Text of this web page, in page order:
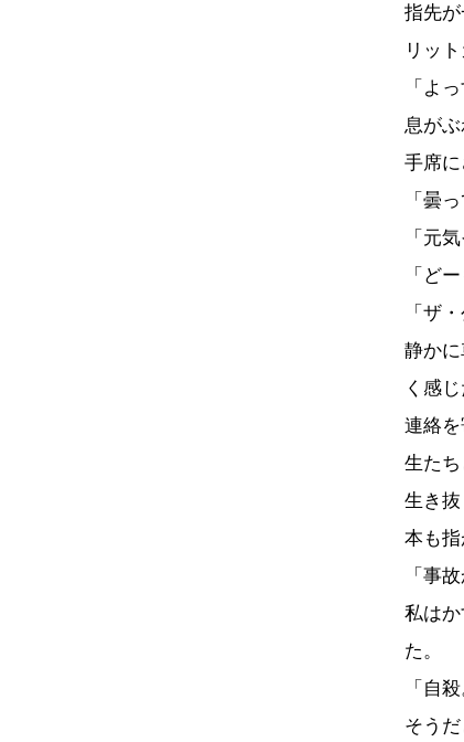
指先
リッ
「よ
息が
手席に
「曇
「元
「ど
「ザ
静か
く感
連絡
生た
生き
本も指
「事
私は
た。
「自殺
そう